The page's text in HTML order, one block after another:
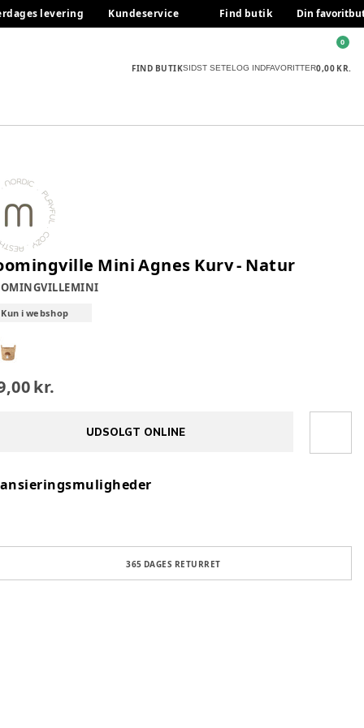
levering Kundeservice Find butik Din
FIND BUTIKSIDST SETELOG INDFAVORITTER0,00 KR.
0
Mini Agnes Kurv - Natur
Kun i webshop
kr.
UDSOLGT ONLINE
365 DAGES RETURRET